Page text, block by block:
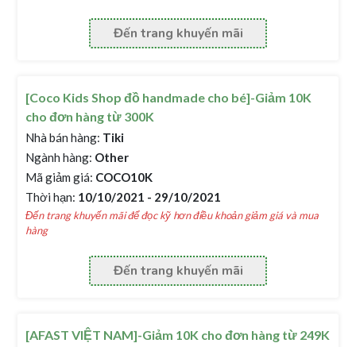
Đến trang khuyến mãi
[Coco Kids Shop đồ handmade cho bé]-Giảm 10K
cho đơn hàng từ 300K
Nhà bán hàng: Tiki
Ngành hàng: Other
Mã giảm giá: COCO10K
Thời hạn: 10/10/2021 - 29/10/2021
Đến trang khuyến mãi để đọc kỹ hơn điều khoản giảm giá và mua
hàng
Đến trang khuyến mãi
[AFAST VIỆT NAM]-Giảm 10K cho đơn hàng từ 249K